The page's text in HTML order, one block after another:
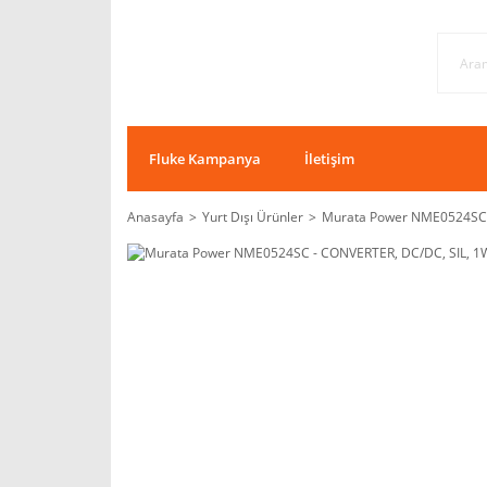
Fluke Kampanya İletişim
Anasayfa Yurt Dışı Ürünler
Murata Power NME0524SC